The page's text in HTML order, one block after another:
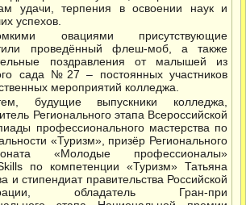
удачи, терпения в освоении наук и
успехов.
овациями присутствующие
проведённый флеш-моб, а также
поздравления от малышей из
сада №27 – постоянных участников
мероприятий колледжа.
будущие выпускники колледжа,
Регионального этапа Всероссийской
профессионального мастерства по
«Туризм», призёр Регионального
«Молодые профессионалы»
по компетенции «Туризм» Татьяна
и стипендиат правительства Российской
обладатель Гран-при